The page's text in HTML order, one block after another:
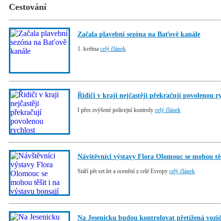
Cestování
Začala plavební sezóna na Baťově kanále
1. května celý článek
Řidiči v kraji nejčastěji překračují povolenou
I přes zvýšené policejní kontroly celý článek
Návštěvníci výstavy Flora Olomouc se mohou
Stáří pět set let a ocenění z celé Evropy celý článek
Na Jesenicku budou kontrolovat přetížená